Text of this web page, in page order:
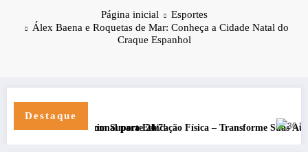
Página inicial
Esportes
Álex Baena e Roquetas de Mar: Conheça a Cidade Natal do
Craque Espanhol
Destaque
e com Suporte 24/7!
Funcional para Educação Física – Transforme Suas Aulas em 2025
30 Dias